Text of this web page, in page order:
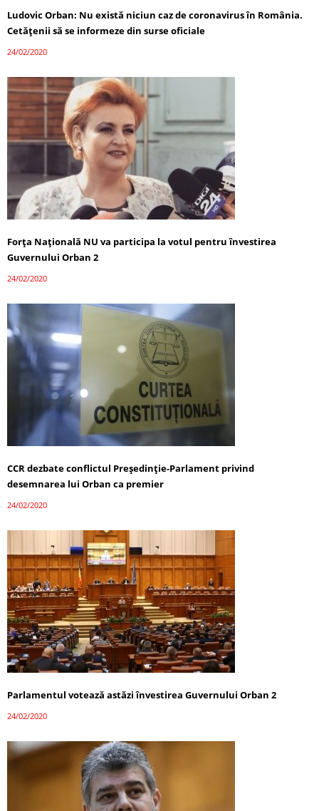
Ludovic Orban: Nu există niciun caz de coronavirus în România.
Cetățenii să se informeze din surse oficiale
24/02/2020
Forța Națională NU va participa la votul pentru învestirea
Guvernului Orban 2
24/02/2020
CCR dezbate conflictul Preşedinţie-Parlament privind
desemnarea lui Orban ca premier
24/02/2020
Parlamentul votează astăzi învestirea Guvernului Orban 2
24/02/2020